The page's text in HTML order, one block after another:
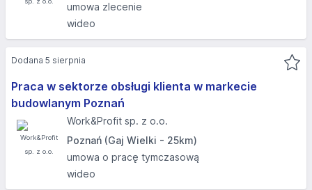
umowa zlecenie
wideo
Praca w sektorze obsługi klienta w markecie
budowlanym Poznań
Work&Profit sp. z o.o.
Poznań (Gaj Wielki - 25km)
umowa o pracę tymczasową
wideo
Dodana 5 sierpnia